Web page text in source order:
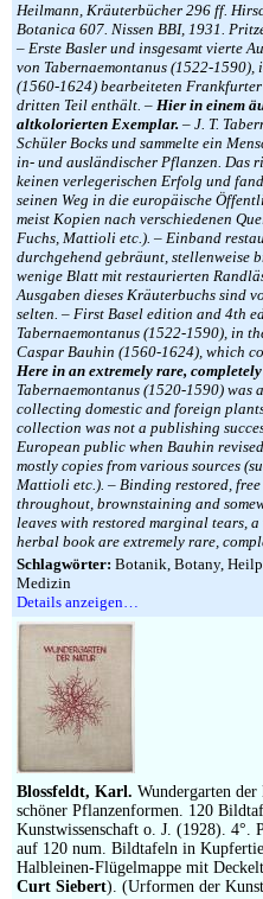
Heilmann, Kräuterbücher 296 ff.
Botanica 607. Nissen BBI, 1931.
– Erste Basler und insgesamt vierte
von Tabernaemontanus (1522-
(1560-1624) bearbeiteten
dritten Teil enthält. – Hier in einem
altkolorierten Exemplar. – J. T.
Schüler Bocks und sammelte ein
in- und ausländischer Pflanzen. Das
keinen verlegerischen Erfolg und
seinen Weg in die europäische
meist Kopien nach verschiedenen
Fuchs, Mattioli etc.). – Einband
durchgehend gebräunt, stellenweise
wenige Blatt mit restaurierten
Ausgaben dieses Kräuterbuchs sind
selten. – First Basel edition and 4th
Tabernaemontanus (1522-1590), in
Caspar Bauhin (1560-1624), which
Here in an extremely rare,
Tabernaemontanus (1520-1590)
collecting domestic and foreign
collection was not a publishing
European public when Bauhin
mostly copies from various sources
Mattioli etc.). – Binding restored,
throughout, brownstaining and
leaves with restored marginal tears,
herbal book are extremely rare,
Schlagwörter: Botanik, Botany,
Medizin
Details anzeigen…
Blossfeldt, Karl. Wundergarten
schöner Pflanzenformen. 120
Kunstwissenschaft o. J. (1928).
auf 120 num. Bildtafeln in
Halbleinen-Flügelmappe mit
Curt Siebert). (Urformen der